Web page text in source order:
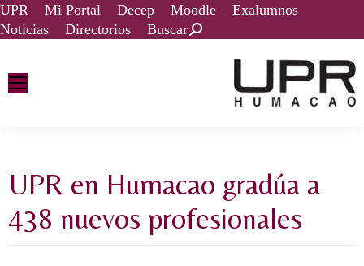
UPR Mi Portal Decep Moodle
Exalumnos
Noticias
Directorios Buscar
UPR en Humacao gradúa a
438 nuevos profesionales